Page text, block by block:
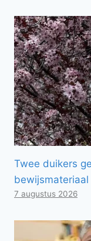
Twee duikers
7 augustus 2026